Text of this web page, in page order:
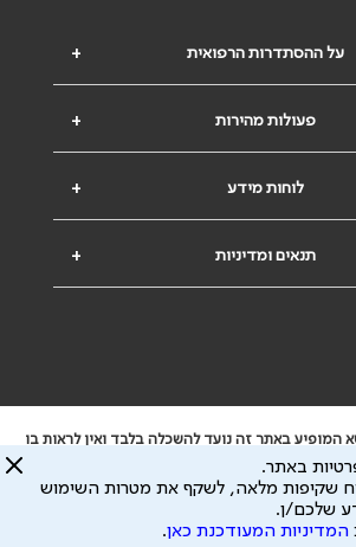
+ על ההסתדרות הרפואית
+ פעולות מהירות
+ לוחות מידע
+ תנאים ומדיניות
באתר זה נועד להשכלה בלבד ואין לראות בו
הר"י אחראית לתוכן המתפרסם באתר זה ולכל נזק
שעלול להיגרם.
מידע אישי לצורך מתן השרות וכי חלק ממנו עשוי
הכל בכפוף למדיניות הפרטיות
באתר.
שקיפות מלאה, לשקף את מטרות השימוש
שלכם/ן.
המדיניות המעודכנת כאן.